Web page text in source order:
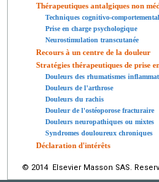
Thérapeutiques antalgiques non
Techniques cognitivo-
Prise en charge psychologique
Neurostimulation transcutanée
Recours à un centre de la douleur
Stratégies thérapeutiques de prise
Douleurs des rhumatismes
Douleurs de l'arthrose
Douleurs du rachis
Douleur de l'ostéoporose fracturaire
Douleurs neuropathiques ou mixtes
Syndromes douloureux chroniques
Déclaration d'intérêts
© 2014 Elsevier Masson SAS.